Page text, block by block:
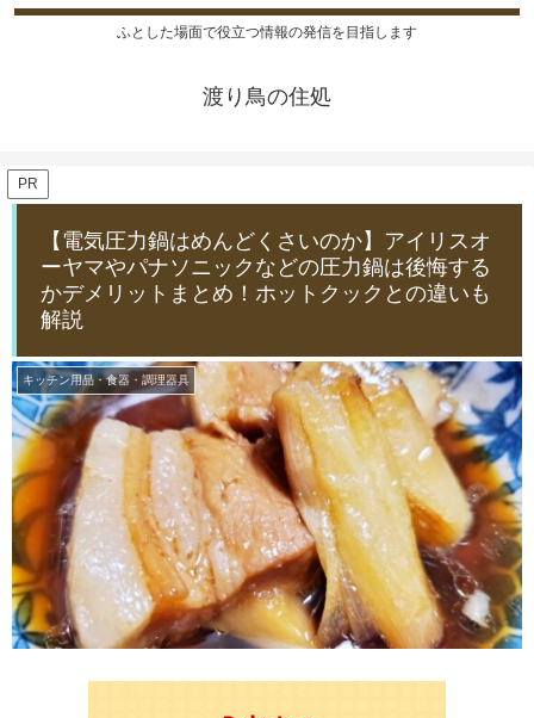
ふとした場面で役立つ情報の発信を目指します
渡り鳥の住処
PR
【電気圧力鍋はめんどくさいのか】アイリスオ
ーヤマやパナソニックなどの圧力鍋は後悔する
かデメリットまとめ！ホットクックとの違いも
解説
キッチン用品・食器・調理器具